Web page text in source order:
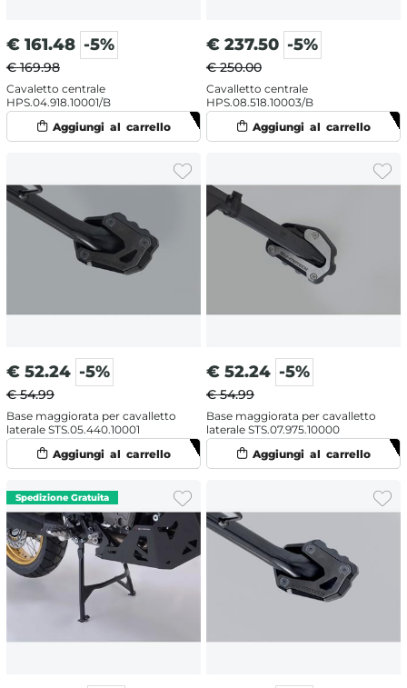
€ 161.48 -5%
€ 169.98
Cavaletto centrale
HPS.04.918.10001/B
€ 237.50 -5%
€ 250.00
Cavalletto centrale
HPS.08.518.10003/B
€ 52.24 -5%
€ 54.99
Base maggiorata per cavalletto
laterale STS.05.440.10001
€ 52.24 -5%
€ 54.99
Base maggiorata per cavalletto
laterale STS.07.975.10000